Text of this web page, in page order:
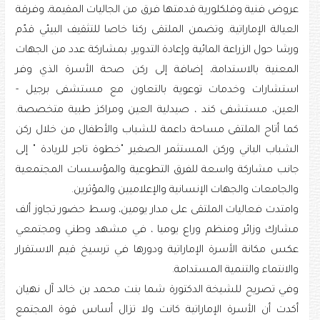
عروض فنية وفلكلورية قدمتها فرق من الجاليات المقيمة، وفرقة
العيالة الإماراتية. وتضمن الملتقى ركنا خاصا للتثقيف البيئي قدّم
ورشا حول الزراعة المائية وإعادة التدوير، بمشاركة عدد من الجهات
المعنية بالاستدامة، إضافة إلى ركن صحة الأسرة الذي وفر
استشارات وخدمات توعوية بالتعاون مع مستشفى برجيل -
العين، مستشفى كند ، صيدلية العين ومراكز طبية متخصصة.
كما أتاح الملتقى مساحة داعمة للشباب والأطفال من خلال ركن
الشباب الباني وركن المستثمر الصغير "خطوة تاجر للريادة " إلى
جانب مشاركة واسعة للفرق التطوعية والمؤسسات المجتمعية
والجامعات والجهات الإنسانية والإعلاميين والمؤثرين.
وامتدت فعاليات الملتقى على مدار يومين، وسط حضور تجاوز ألف
مشارك وزائر ومنظم وراع يوميا ، في مشهد وطني ومجتمعي
عكس مكانة الأسرة الإماراتية ودورها في ترسيخ قيم الاستقرار
والانتماء والتنمية المستدامة.
وفي تصريح للشيخة الدكتورة شما بنت محمد بن خالد آل نهيان
أكدت أن الأسرة الإماراتية كانت ولا تزال أساس قوة المجتمع